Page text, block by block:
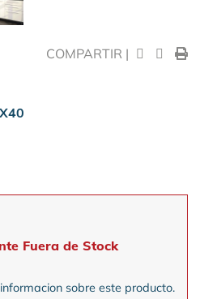
COMPARTIR |
Fuera de Stock
sobre este producto.